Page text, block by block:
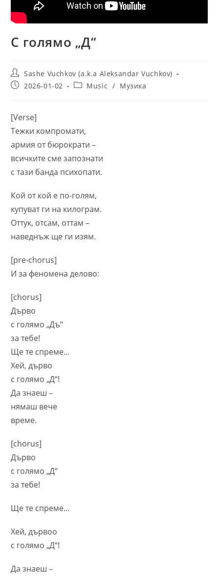
С голямо „Д“
Post
author:
Sashe Vuchkov (a.k.a Aleksandar Vuchkov)
Post2026-01-02
PostMusic / Музика
[Verse]
Тежки компромати,
армия от бюрократи –
всичките сме запознати
с тази банда психопати.
Кой от кой е по-голям,
купуват ги на килограм.
Оттук, отсам, оттам –
наведнъж ще ги изям.
[pre-chorus]
И за феномена делово:
[chorus]
Дърво
с голямо „Дъ“
за тебе!
Ще те спреме…
Хей, дърво
с голямо „Д“!
Да знаеш –
нямаш вече
време.
[chorus]
Дърво
с голямо „Д“
за тебе!
Ще те спреме…
Хей, дървоо
с голямо „Д“!
Да знаеш –